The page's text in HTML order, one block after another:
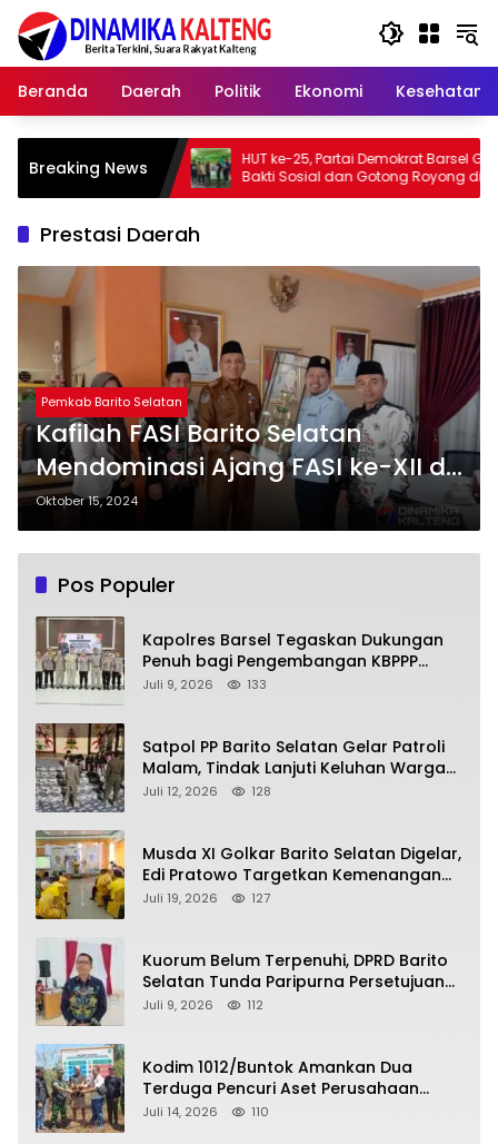
Langsung
konten
Beranda
Daerah Politik Ekonomi Kesehatan
Breaking NewsHUT ke-25, Partai Demokrat Barsel Gelar
Bakti Sosial dan Gotong Royong di
Langgar Nurul Ashfiya
Prestasi Daerah
Pemkab Barito Selatan
Kafilah FASI Barito Selatan
Mendominasi Ajang FASI ke-XII di
Palangka Raya
Oktober 15, 2024
Pos Populer
Kapolres Barsel Tegaskan Dukungan
Penuh bagi Pengembangan KBPPP
Kalimantan Tengah
Juli 9, 2026 133
Satpol PP Barito Selatan Gelar Patroli
Malam, Tindak Lanjuti Keluhan Warga
soal Balap Liar dan Remaja Nongkrong
Juli 12, 2026 128
Musda XI Golkar Barito Selatan Digelar,
Edi Pratowo Targetkan Kemenangan
Partai pada Pemilu Mendatang
Juli 19, 2026 127
Kuorum Belum Terpenuhi, DPRD Barito
Selatan Tunda Paripurna Persetujuan
Raperda Pertanggungjawaban APBD
Juli 9, 2026 112
Kodim 1012/Buntok Amankan Dua
Terduga Pencuri Aset Perusahaan
Sitaan Satgas PKH, Satu Paket Diduga
Juli 14, 2026 110